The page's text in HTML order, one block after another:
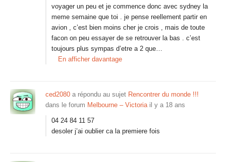
voyager un peu et je commence donc avec sydney la
meme semaine que toi . je pense reellement partir en
avion , c’est bien moins cher je crois , mais de toute
facon on peu essayer de se retrouver la bas . c’est
toujours plus sympas d’etre a 2 que…
En afficher davantage
ced2080 a répondu au sujet Rencontrer du monde !!!
dans le forum Melbourne – Victoria il y a 18 ans
04 24 84 11 57
desoler j’ai oublier ca la premiere fois